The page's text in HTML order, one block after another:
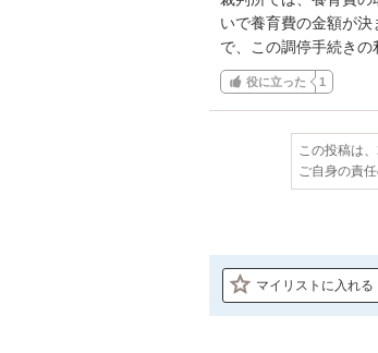
いで養育費の金額が
で、この調停手続きの
役に立った 1
この投稿は
ご自身の責
マイリストに入れる